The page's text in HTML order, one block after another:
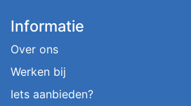
Informatie
Over ons
Werken bij
Iets aanbieden?